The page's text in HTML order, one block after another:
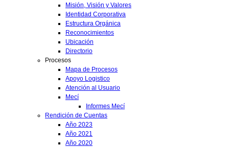
Misión, Visión y Valores
Identidad Corporativa
Estructura Orgánica
Reconocimientos
Ubicación
Directorio
Procesos
Mapa de Procesos
Apoyo Logistico
Atención al Usuario
Mecí
Informes Mecí
Rendición de Cuentas
Año 2023
Año 2021
Año 2020